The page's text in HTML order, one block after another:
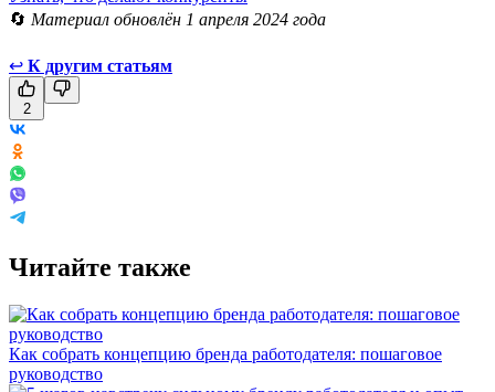
🔄 Материал обновлён 1 апреля 2024 года
↩ К другим статьям
2
Читайте также
Как собрать концепцию бренда работодателя: пошаговое
руководство